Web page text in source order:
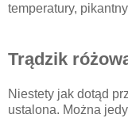
temperatury,
Trądzik
Niestety jak dotąd
ustalona. Można